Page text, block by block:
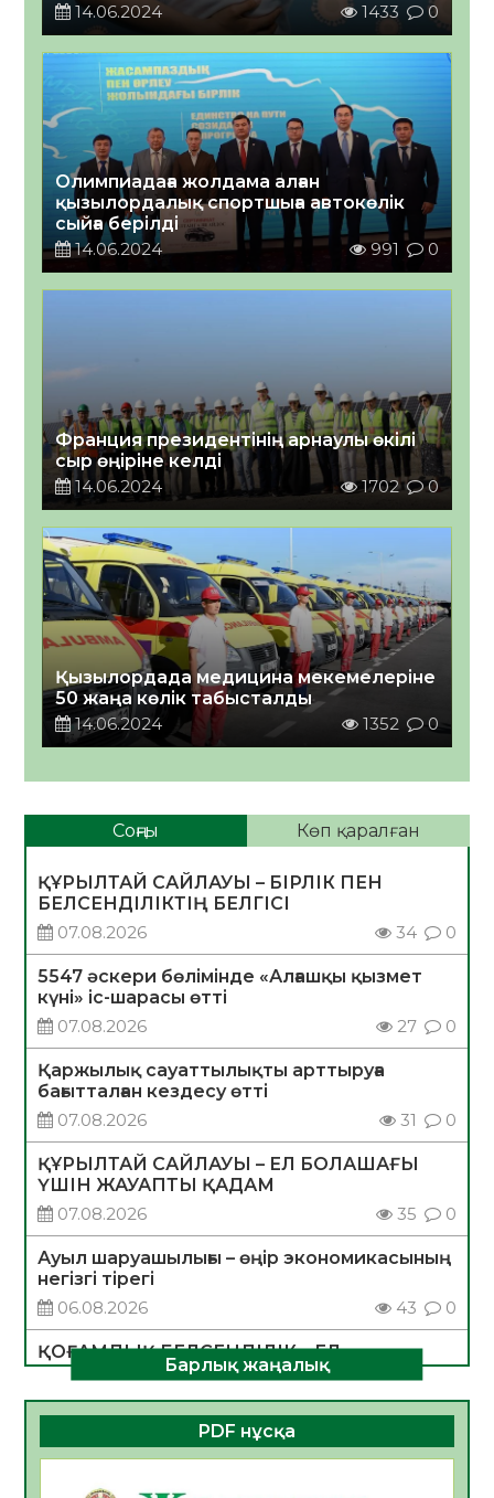
14.06.2024
1433 0
Олимпиадаға жолдама алған
қызылордалық спортшыға автокөлік
сыйға берілді
14.06.2024
991 0
Франция президентінің арнаулы өкілі
сыр өңіріне келді
14.06.2024
1702 0
Қызылордада медицина мекемелеріне
50 жаңа көлік табысталды
14.06.2024
1352 0
Соңғы Көп қаралған
ҚҰРЫЛТАЙ САЙЛАУЫ – БІРЛІК ПЕН
БЕЛСЕНДІЛІКТІҢ БЕЛГІСІ
07.08.2026
34 0
5547 әскери бөлімінде «Алғашқы қызмет
күні» іс-шарасы өтті
07.08.2026
27 0
Қаржылық сауаттылықты арттыруға
бағытталған кездесу өтті
07.08.2026
31 0
ҚҰРЫЛТАЙ САЙЛАУЫ – ЕЛ БОЛАШАҒЫ
ҮШІН ЖАУАПТЫ ҚАДАМ
07.08.2026
35 0
Ауыл шаруашылығы – өңір экономикасының
негізгі тірегі
06.08.2026
43 0
ҚОҒАМДЫҚ БЕЛСЕНДІЛІК – ЕЛ
ДАМУЫНЫҢ НЕГІЗІ
06.08.2026
40 0
ҚҰРЫЛТАЙ САЙЛАУЫ – БОЛАШАҚҚА
Барлық жаңалық
PDF нұсқа